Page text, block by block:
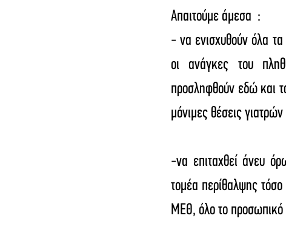
Απαιτούμε άμεσα  :
- να ενισχυθούν όλα
οι ανάγκες του
προσληφθούν εδώ και
μόνιμες θέσεις
-να επιταχθεί άνευ
τομέα περίθαλψης
ΜΕΘ, όλο το προσωπικό